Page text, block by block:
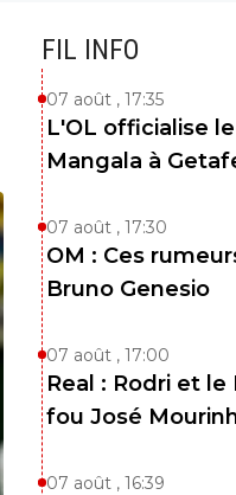
FIL INFO
07 août , 17:35
L'OL officialise
Mangala à
07 août , 17:30
OM : Ces
Bruno Genesio
07 août , 17:00
Real : Rodri et
fou José
07 août , 16:39